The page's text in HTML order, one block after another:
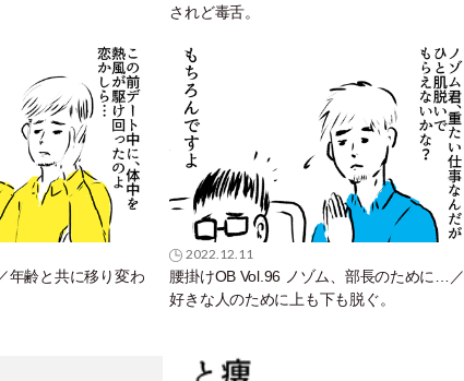
されど毒舌。
年齢と共に移り変わ
2022.12.11
腰掛けOB Vol.96 ノゾム、部長のために…／
好きな人のために上も下も脱ぐ。